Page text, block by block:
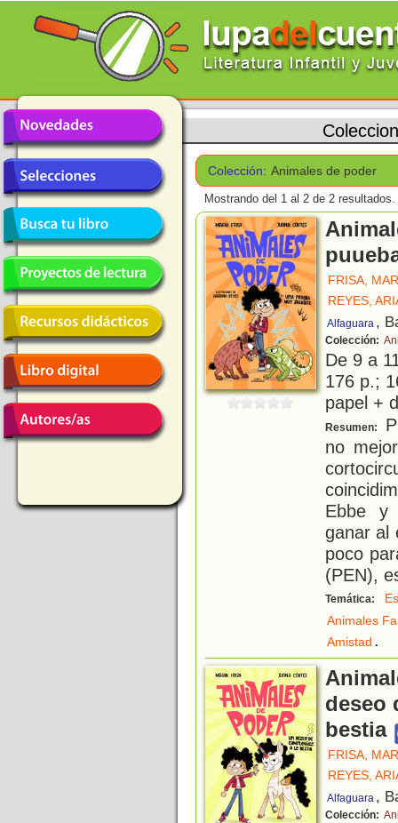
Colección: Animales de poder
Mostrando del 1 al 2 de 2 resultados.
FRISA,
REYES,
Alfaguara ,
Colección:
De 9 a
176 p.;
papel +
Resumen:
no
Ebbe y
ganar al
poco
(PEN),
Temática:
Animales
Amistad .
deseo
bestia
FRISA,
REYES,
Alfaguara ,
Colección: